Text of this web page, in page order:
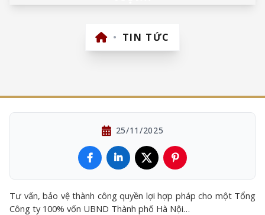
• TIN TỨC
25/11/2025
Tư vấn, bảo vệ thành công quyền lợi hợp pháp cho một Tổng
Công ty 100% vốn UBND Thành phố Hà Nội…